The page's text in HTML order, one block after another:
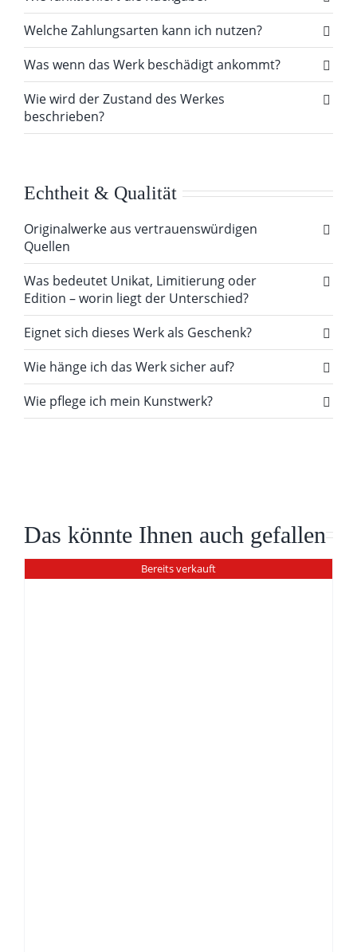
Welche Zahlungsarten kann ich nutzen?
Was wenn das Werk beschädigt ankommt?
Wie wird der Zustand des Werkes
beschrieben?
Echtheit & Qualität
Originalwerke aus vertrauenswürdigen
Quellen
Was bedeutet Unikat, Limitierung oder
Edition – worin liegt der Unterschied?
Eignet sich dieses Werk als Geschenk?
Wie hänge ich das Werk sicher auf?
Wie pflege ich mein Kunstwerk?
Das könnte Ihnen auch gefallen
Bereits verkauft